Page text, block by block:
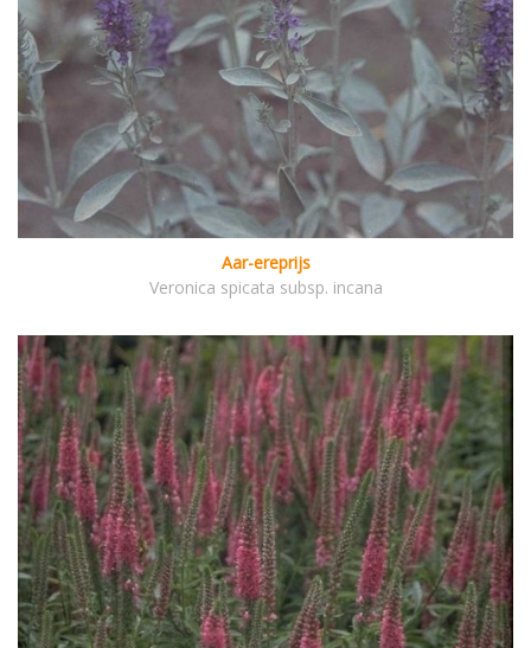
Aar-ereprijs
Veronica spicata subsp. incana